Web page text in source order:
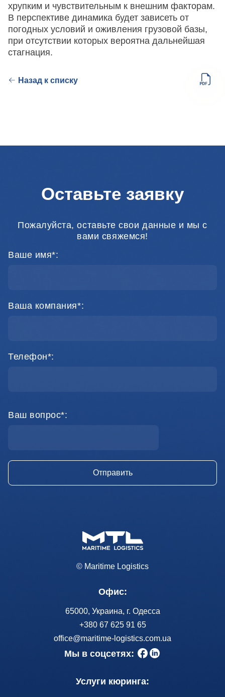
хрупким и чувствительным к внешним факторам.
В перспективе динамика будет зависеть от
погодных условий и оживления грузовой базы,
при отсутствии которых вероятна дальнейшая
стагнация.
Назад к списку
Оставьте заявку
Пожалуйста, оставьте свои данные и мы с
вами свяжемся!
Ваше имя*:
Ваша компания*:
Телефон*:
Ваш вопрос*:
© Maritime Logistics
Офис:
65000, Украина, г. Одесса
+380 67 625 91 65
office@maritime-logistics.com.ua
Мы в соцсетях:
Услуги кюринга: